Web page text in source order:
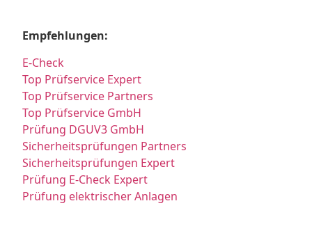
Empfehlungen:
E-Check
Top Prüfservice Expert
Top Prüfservice Partners
Top Prüfservice GmbH
Prüfung DGUV3 GmbH
Sicherheitsprüfungen Partners
Sicherheitsprüfungen Expert
Prüfung E-Check Expert
Prüfung elektrischer Anlagen